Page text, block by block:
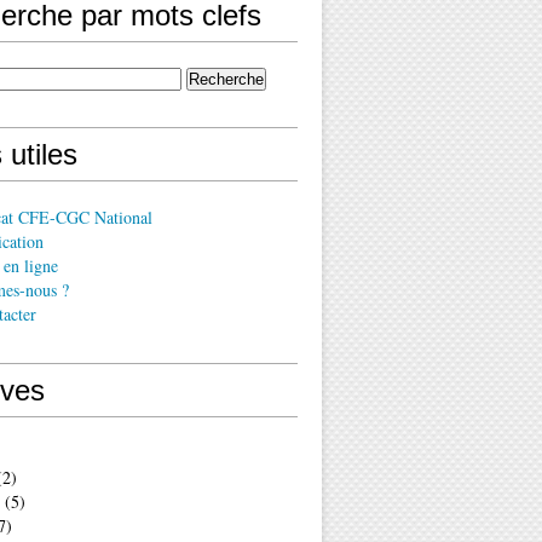
par mots clefs
utiles
CFE-CGC National
ligne
nous ?
(5)